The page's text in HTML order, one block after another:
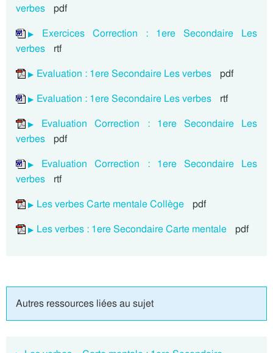
verbes pdf
Exercices Correction : 1ere Secondaire Les
verbes rtf
Evaluation : 1ere Secondaire Les verbes pdf
Evaluation : 1ere Secondaire Les verbes rtf
Evaluation Correction : 1ere Secondaire Les
verbes pdf
Evaluation Correction : 1ere Secondaire Les
verbes rtf
Les verbes Carte mentale Collège pdf
Les verbes : 1ere Secondaire Carte mentale pdf
Autres ressources liées au sujet